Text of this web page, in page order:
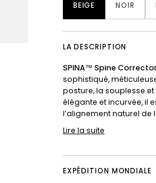
BEIGE NOIR
LA DESCRIPTION
SPINA™ Spine
sophistiqué,
posture, la souplesse
élégante et incurvée, il
l’alignement naturel
Lire la suite
EXPÉDITION MONDIALE